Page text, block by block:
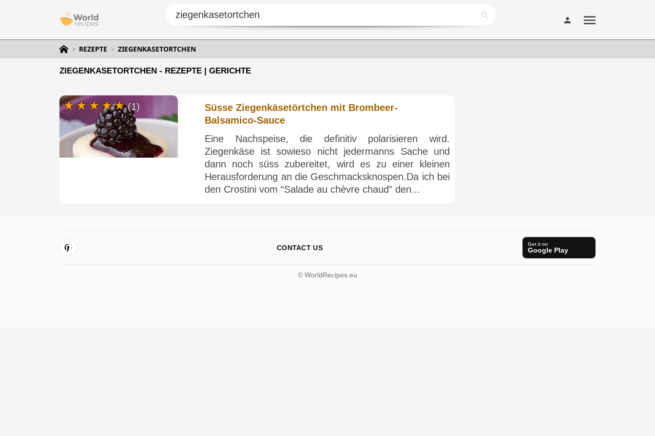
REZEPTE ZIEGENKASETORTCHEN
ZIEGENKASETORTCHEN - REZEPTE | GERICHTE
Süsse Ziegenkäsetörtchen mit Brombeer-
Balsamico-Sauce
Eine Nachspeise, die definitiv polarisieren wird.
Ziegenkäse ist sowieso nicht jedermanns Sache und
dann noch süss zubereitet, wird es zu einer kleinen
Herausforderung an die Geschmacksknospen.Da ich bei
den Crostini vom “Salade au chèvre chaud” den...
(1)
CONTACT US Get it on
Google Play
© WorldRecipes.eu